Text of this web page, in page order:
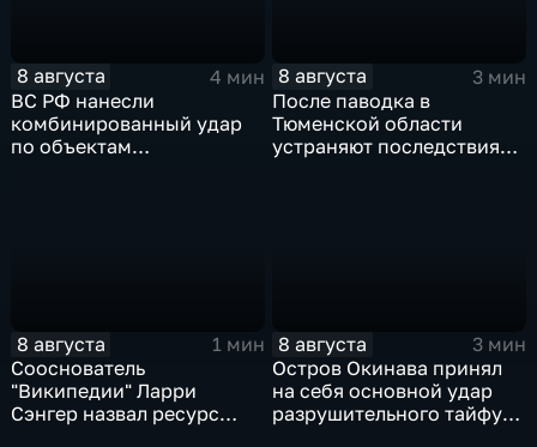
8 августа
4 мин
ВС РФ нанесли
комбинированный удар
по объектам
8 августа
3 мин
После паводка в
Тюменской области
устраняют последствия
8 августа
1 мин
Сооснователь
"Википедии" Ларри
Сэнгер назвал ресурс
8 августа
3 мин
Остров Окинава принял
на себя основной удар
разрушительного тайфуна